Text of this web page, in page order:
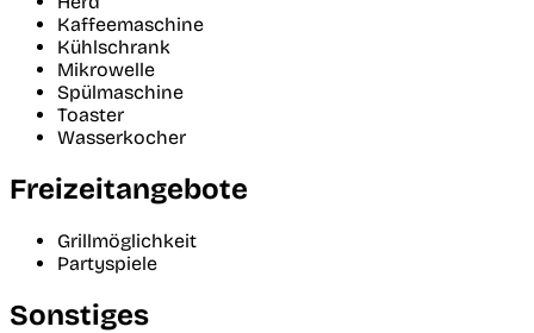
Kaffeemaschine
Kühlschrank
Mikrowelle
Spülmaschine
Toaster
Wasserkocher
Freizeitangebote
Grillmöglichkeit
Partyspiele
Sonstiges